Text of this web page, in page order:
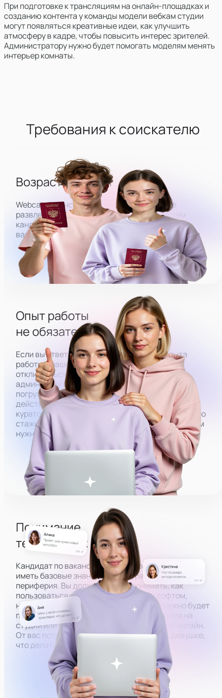
При подготовке к трансляциям на онлайн-площадках и
созданию контента у команды модели вебкам студии
могут появляться креативные идеи, как улучшить
атмосферу в кадре, чтобы повысить интерес зрителей.
Администратору нужно будет помогать моделям менять
интерьер комнаты.
Требования к соискателю
Возраст от 18 лет
Webcam-трансляции — это бизнес в сфере
развлечений для взрослых, поэтому мы ищем
кандидатов на работу строго 18+. Пол для этой
вакансии не имеет значения.
Опыт работы
не обязателен
Если вы ответственный человек, но без опыта
работы в нашей сфере, вы всё равно можете
откликнуться на вакансию. Чтобы у
администраторов со старта получалось плавно
погружаться в работу, мы закрепляем за ними
действующих администраторов. Под их
кураторством вы будете проходить оплачиваемую
стажировку, в результате которой обучитесь всем
нужным навыкам.
Понимание
технических основ
Кандидат по вакансии администратора должен
иметь базовые знания того, как работает ПК и
периферия. Вы должны будете понимать, как
пользоваться всем оборудованием и софтом,
необходимым, чтобы вести эфиры. Вам нужно будет
помогать модели в настройке оборудования на
студии или решать технические проблемы онлайн.
От вас потребуется знать, как объяснить девушке,
что делать, по фото или скриншоту.
Настроить камеру
Разобраться в ПК